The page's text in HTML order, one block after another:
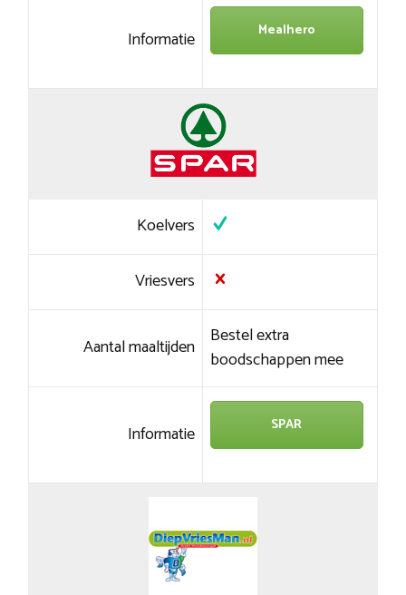
Informatie Mealhero
Koelvers
Vriesvers
Aantal maaltijden Bestel extra
boodschappen mee
Informatie SPAR